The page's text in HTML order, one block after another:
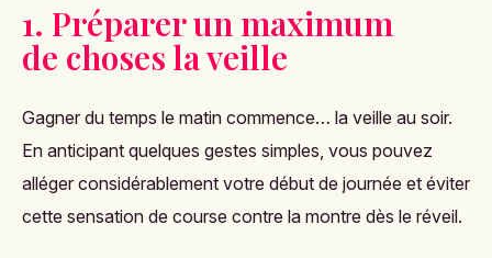
1. Préparer un maximum
de choses la veille
Gagner du temps le matin commence… la veille au soir.
En anticipant quelques gestes simples, vous pouvez
alléger considérablement votre début de journée et éviter
cette sensation de course contre la montre dès le réveil.